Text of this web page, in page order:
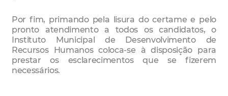
Por fim, primando pela lisura do certame e pelo
pronto atendimento a todos os candidatos, o
Instituto Municipal de Desenvolvimento de
Recursos Humanos coloca-se à disposição para
prestar os esclarecimentos que se fizerem
necessários.